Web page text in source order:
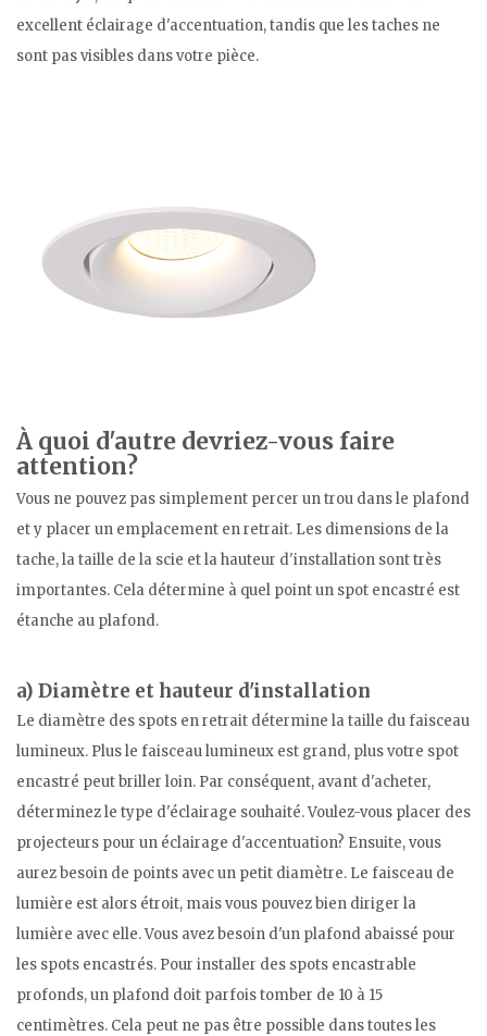
excellent éclairage d'accentuation, tandis que les taches ne
sont pas visibles dans votre pièce.
À quoi d'autre devriez-vous faire
attention?
Vous ne pouvez pas simplement percer un trou dans le plafond
et y placer un emplacement en retrait. Les dimensions de la
tache, la taille de la scie et la hauteur d'installation sont très
importantes. Cela détermine à quel point un spot encastré est
étanche au plafond.
a) Diamètre et hauteur d'installation
Le diamètre des spots en retrait détermine la taille du faisceau
lumineux. Plus le faisceau lumineux est grand, plus votre spot
encastré peut briller loin. Par conséquent, avant d'acheter,
déterminez le type d'éclairage souhaité. Voulez-vous placer des
projecteurs pour un éclairage d'accentuation? Ensuite, vous
aurez besoin de points avec un petit diamètre. Le faisceau de
lumière est alors étroit, mais vous pouvez bien diriger la
lumière avec elle. Vous avez besoin d'un plafond abaissé pour
les spots encastrés. Pour installer des spots encastrable
profonds, un plafond doit parfois tomber de 10 à 15
centimètres. Cela peut ne pas être possible dans toutes les